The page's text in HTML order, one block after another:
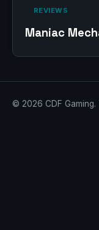
‎ REVIEWS‎
Maniac
© 2026 CDF